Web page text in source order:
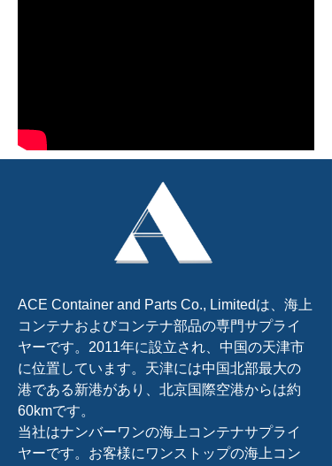
ACE Container and Parts Co., Limitedは、海上
コンテナおよびコンテナ部品の専門サプライ
ヤーです。2011年に設立され、中国の天津市
に位置しています。天津には中国北部最大の
港である新港があり、北京国際空港からは約
60kmです。
当社はナンバーワンの海上コンテナサプライ
ヤーです。お客様にワンストップの海上コン